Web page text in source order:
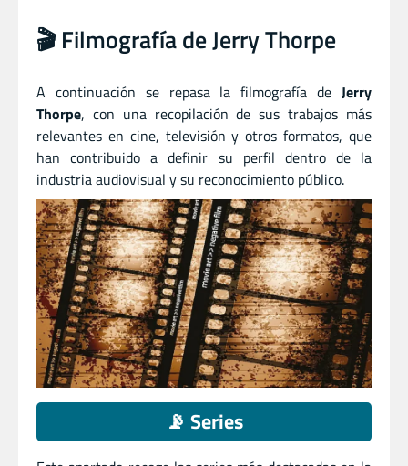
🎬 Filmografía de Jerry Thorpe
A continuación se repasa la filmografía de Jerry
Thorpe, con una recopilación de sus trabajos más
relevantes en cine, televisión y otros formatos, que
han contribuido a definir su perfil dentro de la
industria audiovisual y su reconocimiento público.
📡 Series